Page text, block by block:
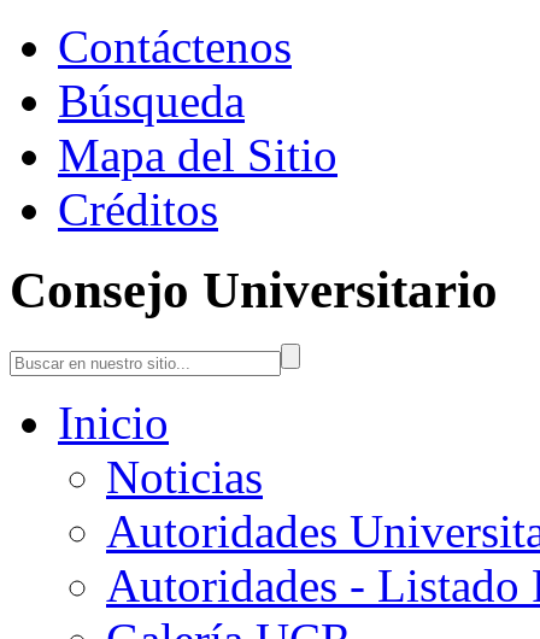
Contáctenos
Búsqueda
Mapa del Sitio
Créditos
Consejo Universitario
Inicio
Noticias
Autoridades
Autoridades - Listado